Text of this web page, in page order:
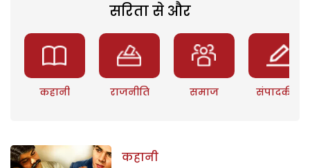
सरिता से और
कहानी राजनीति समाज संपादकीय
कहानी